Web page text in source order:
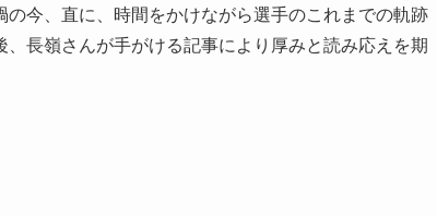
の今、直に、時間をかけながら選手のこれまでの軌跡
長嶺さんが手がける記事により厚みと読み応えを期